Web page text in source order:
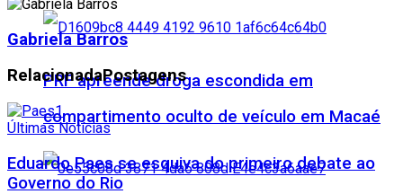
PRF apreende droga escondida em
compartimento oculto de veículo em Macaé
Gabriela Barros
RelacionadaPostagens
Últimas Notícias
Eduardo Paes se esquiva do primeiro debate ao
Governo do Rio